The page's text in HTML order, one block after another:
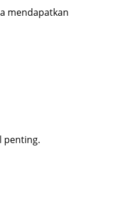
mendapatkan
penting.